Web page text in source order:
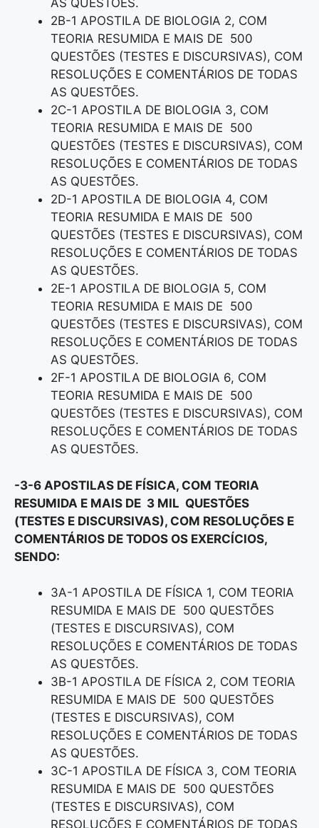
AS QUESTÕES.
2B-1 APOSTILA DE BIOLOGIA 2, COM
TEORIA RESUMIDA E MAIS DE 500
QUESTÕES (TESTES E DISCURSIVAS), COM
RESOLUÇÕES E COMENTÁRIOS DE TODAS
AS QUESTÕES.
2C-1 APOSTILA DE BIOLOGIA 3, COM
TEORIA RESUMIDA E MAIS DE 500
QUESTÕES (TESTES E DISCURSIVAS), COM
RESOLUÇÕES E COMENTÁRIOS DE TODAS
AS QUESTÕES.
2D-1 APOSTILA DE BIOLOGIA 4, COM
TEORIA RESUMIDA E MAIS DE 500
QUESTÕES (TESTES E DISCURSIVAS), COM
RESOLUÇÕES E COMENTÁRIOS DE TODAS
AS QUESTÕES.
2E-1 APOSTILA DE BIOLOGIA 5, COM
TEORIA RESUMIDA E MAIS DE 500
QUESTÕES (TESTES E DISCURSIVAS), COM
RESOLUÇÕES E COMENTÁRIOS DE TODAS
AS QUESTÕES.
2F-1 APOSTILA DE BIOLOGIA 6, COM
TEORIA RESUMIDA E MAIS DE 500
QUESTÕES (TESTES E DISCURSIVAS), COM
RESOLUÇÕES E COMENTÁRIOS DE TODAS
AS QUESTÕES.
-3-6 APOSTILAS DE FÍSICA, COM TEORIA
RESUMIDA E MAIS DE 3 MIL QUESTÕES
(TESTES E DISCURSIVAS), COM RESOLUÇÕES E
COMENTÁRIOS DE TODOS OS EXERCÍCIOS,
SENDO:
3A-1 APOSTILA DE FÍSICA 1, COM TEORIA
RESUMIDA E MAIS DE 500 QUESTÕES
(TESTES E DISCURSIVAS), COM
RESOLUÇÕES E COMENTÁRIOS DE TODAS
AS QUESTÕES.
3B-1 APOSTILA DE FÍSICA 2, COM TEORIA
RESUMIDA E MAIS DE 500 QUESTÕES
(TESTES E DISCURSIVAS), COM
RESOLUÇÕES E COMENTÁRIOS DE TODAS
AS QUESTÕES.
3C-1 APOSTILA DE FÍSICA 3, COM TEORIA
RESUMIDA E MAIS DE 500 QUESTÕES
(TESTES E DISCURSIVAS), COM
RESOLUÇÕES E COMENTÁRIOS DE TODAS